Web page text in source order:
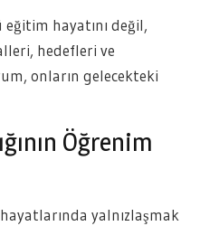
eğitim hayatını değil,
hedefleri ve
onların gelecekteki
Öğrenim
yalnızlaşmak